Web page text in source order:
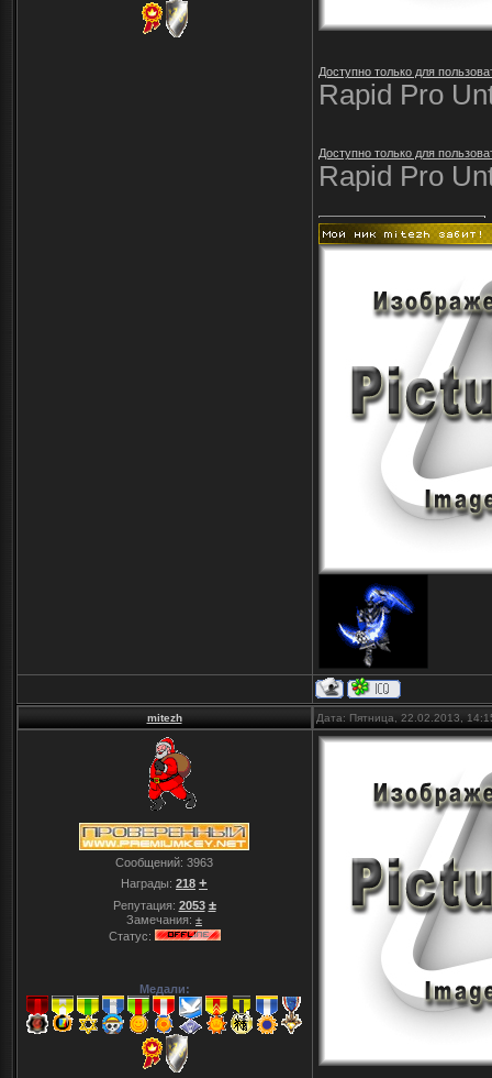
Доступно только для
Rapid Pro
Доступно только для
Rapid Pro
mitezh Дата: Пятница, 22.02.2013,
Сообщений: 3963
Награды: 218 +
Репутация: 2053 ±
Замечания: ±
Статус:
Медали: